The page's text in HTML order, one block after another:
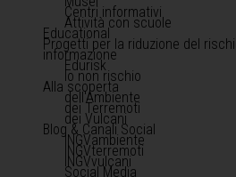
Centri informativi
Attività con scuole
Educational
Progetti per la riduzione del
informazione
Edurisk
Io non rischio
Alla scoperta
dell'Ambiente
dei Terremoti
dei Vulcani
Blog & Canali Social
INGVambiente
INGVterremoti
INGVvulcani
Social Media